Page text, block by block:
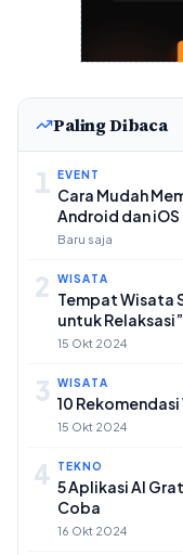
Paling Dibaca
1 EVENT
Cara Mudah
Android dan iOS
Baru saja
2 WISATA
Tempat Wisata
untuk Relaksasi”
15 Okt 2024
3 WISATA
10
15 Okt 2024
4 TEKNO
5 Aplikasi AI
Coba
16 Okt 2024